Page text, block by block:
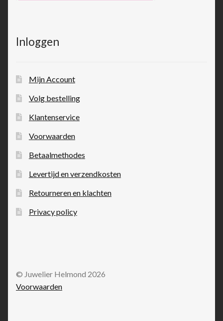
Inloggen
Mijn Account
Volg bestelling
Klantenservice
Voorwaarden
Betaalmethodes
Levertijd en verzendkosten
Retourneren en klachten
Privacy policy
© Juwelier Helmond 2026
Voorwaarden